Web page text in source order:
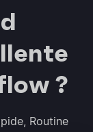
?
Routine